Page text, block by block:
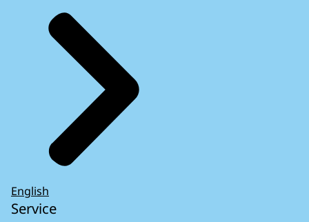
English
Service